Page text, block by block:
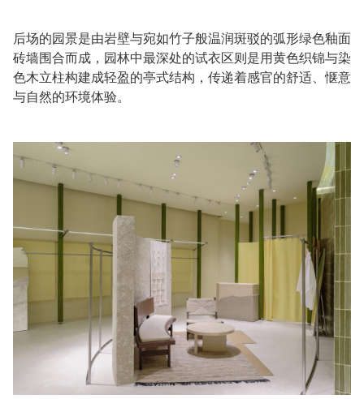
后场的园景是由岩壁与宛如竹子般温润斑驳的弧形绿色釉面
砖墙围合而成，园林中最深处的试衣区则是用黄色织锦与染
色木立柱构建成轻盈的亭式结构，传递着感官的舒适、惬意
与自然的环境体验。